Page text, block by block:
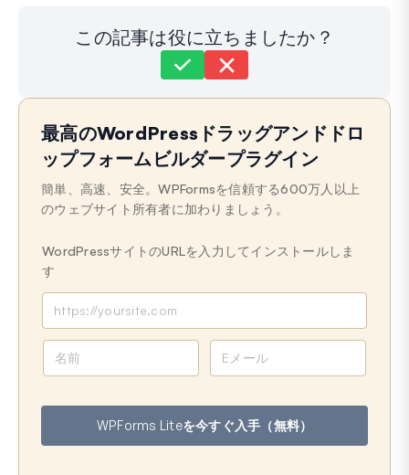
この記事は役に立ちましたか？
まだ解決しませんか？
どうすればお手伝いできますか？
最終更新日: 2025年5月22日
最高のWordPressドラッグアンドドロ
ップフォームビルダープラグイン
簡単、高速、安全。WPFormsを信頼する600万人以上
のウェブサイト所有者に加わりましょう。
WordPressサイトのURLを入力してインストールしま
す
ア
ド
レ
WPForms Liteを今すぐ入手（無料）